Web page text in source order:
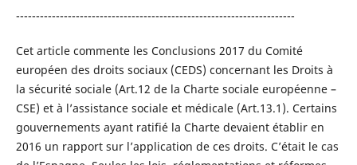
----------------------------------------------------------------------
Cet article commente les Conclusions 2017 du Comité
européen des droits sociaux (CEDS) concernant les Droits à
la sécurité sociale (Art.12 de la Charte sociale européenne –
CSE) et à l’assistance sociale et médicale (Art.13.1). Certains
gouvernements ayant ratifié la Charte devaient établir en
2016 un rapport sur l’application de ces droits. C’était le cas